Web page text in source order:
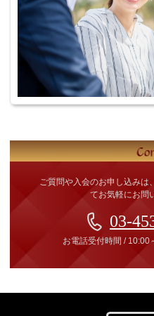
ご質問や入会のお申し込みは
てお気軽にお問
03-
お電話受付時間 / 10:00